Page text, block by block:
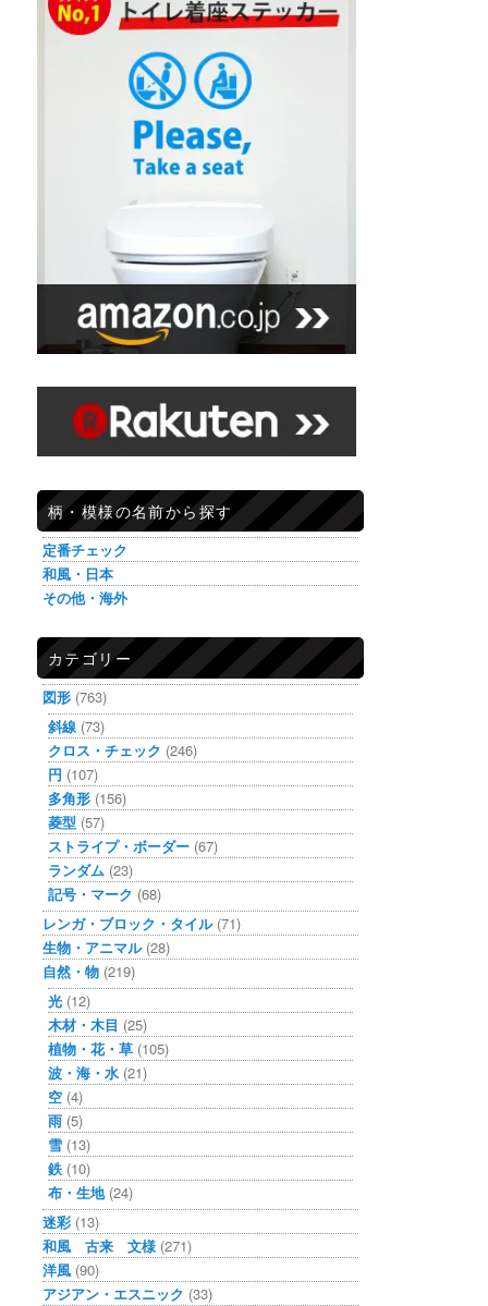
柄・模様の名前から探す
定番チェック
和風・日本
その他・海外
カテゴリー
図形 (763)
斜線 (73)
クロス・チェック (246)
円 (107)
多角形 (156)
菱型 (57)
ストライプ・ボーダー (67)
ランダム (23)
記号・マーク (68)
レンガ・ブロック・タイル(71)
生物・アニマル(28)
自然・物 (219)
光 (12)
木材・木目 (25)
植物・花・草 (105)
波・海・水 (21)
空 (4)
雨 (5)
雪 (13)
鉄 (10)
布・生地(24)
迷彩 (13)
和風 古来 文様 (271)
洋風 (90)
アジアン・エスニック (33)